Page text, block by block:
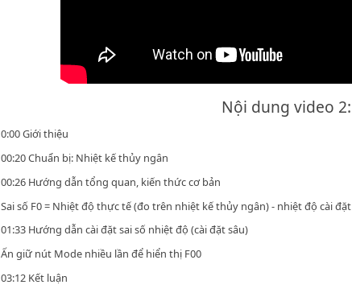
Nội dung video 2:
0:00 Giới thiệu
00:20 Chuẩn bị: Nhiệt kế thủy ngân
00:26 Hướng dẫn tổng quan, kiến thức cơ bản
Sai số F0 = Nhiệt độ thực tế (đo trên nhiệt kế thủy ngân) - nhiệt độ cài đặt
01:33 Hướng dẫn cài đặt sai số nhiệt độ (cài đặt sâu)
Ấn giữ nút Mode nhiều lần để hiển thị F00
03:12 Kết luận